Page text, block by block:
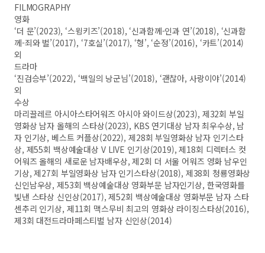
FILMOGRAPHY
영화
‘더 문’(2023), ‘스윙키즈’(2018), ‘신과함께-인과 연’(2018), ‘신과함
께-죄와 벌’(2017), ‘7호실’(2017), ‘형’, ‘순정’(2016), ‘카트’(2014)
외
드라마
‘진검승부’(2022), ‘백일의 낭군님’(2018), ‘괜찮아, 사랑이야’(2014)
외
수상
마리끌레르 아시아스타어워즈 아시아 와이드상(2023), 제32회 부일
영화상 남자 올해의 스타상(2023), KBS 연기대상 남자 최우수상, 남
자 인기상, 베스트 커플상(2022), 제28회 부일영화상 남자 인기스타
상, 제55회 백상예술대상 V LIVE 인기상(2019), 제18회 디렉터스 컷
어워즈 올해의 새로운 남자배우상, 제2회 더 서울 어워즈 영화 남우인
기상, 제27회 부일영화상 남자 인기스타상(2018), 제38회 청룡영화상
신인남우상, 제53회 백상예술대상 영화부문 남자인기상, 한국영화를
빛낸 스타상 신인상(2017), 제52회 백상예술대상 영화부문 남자 스타
센추리 인기상, 제11회 맥스무비 최고의 영화상 라이징스타상(2016),
제3회 대전드라마페스티벌 남자 신인상(2014)